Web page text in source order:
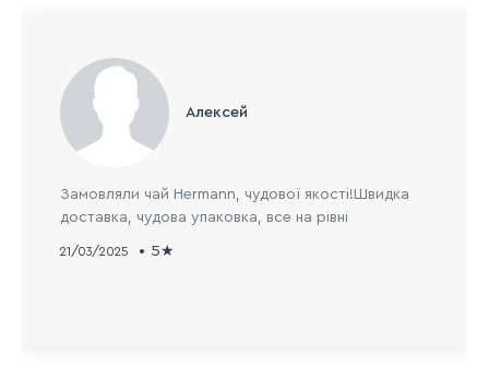
Алексей
Замовляли чай Hermann, чудової якості!Швидка
доставка, чудова упаковка, все на рівні
21/03/2025 5